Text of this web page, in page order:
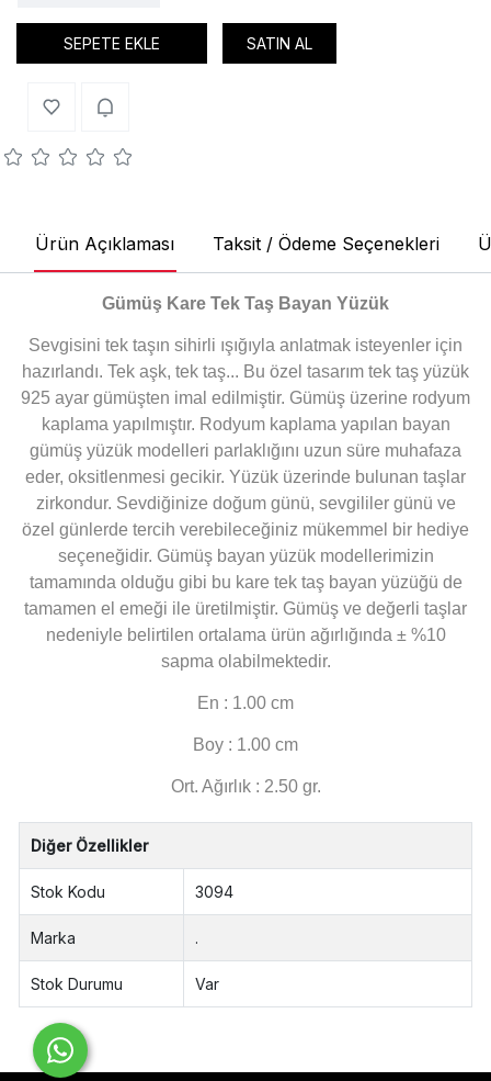
SEPETE EKLE SATIN AL
Ürün Açıklaması Taksit / Ödeme Seçenekleri
Gümüş Kare Tek Taş Bayan Yüzük
Sevgisini tek taşın sihirli ışığıyla anlatmak isteyenler için
hazırlandı. Tek aşk, tek taş... Bu özel tasarım tek taş yüzük
925 ayar gümüşten imal edilmiştir. Gümüş üzerine rodyum
kaplama yapılmıştır. Rodyum kaplama yapılan bayan
gümüş yüzük modelleri parlaklığını uzun süre muhafaza
eder, oksitlenmesi gecikir. Yüzük üzerinde bulunan taşlar
zirkondur. Sevdiğinize doğum günü, sevgililer günü ve
özel günlerde tercih verebileceğiniz mükemmel bir hediye
seçeneğidir. Gümüş bayan yüzük modellerimizin
tamamında olduğu gibi bu kare tek taş bayan yüzüğü de
tamamen el emeği ile üretilmiştir. Gümüş ve değerli taşlar
nedeniyle belirtilen ortalama ürün ağırlığında ± %10
sapma olabilmektedir.
En : 1.00 cm
Boy : 1.00 cm
Ort. Ağırlık : 2.50 gr.
Diğer Özellikler
Stok Kodu 3094
Marka .
Stok Durumu Var